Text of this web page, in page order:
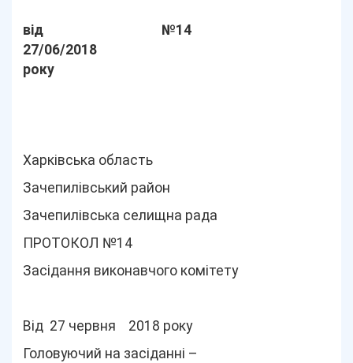
від
27/06/2018
року
№14
Харківська область
Зачепилівський район
Зачепилівська селищна рада
ПРОТОКОЛ №14
Засідання виконавчого комітету
Від 27 червня 2018 року
Головуючий на засіданні –